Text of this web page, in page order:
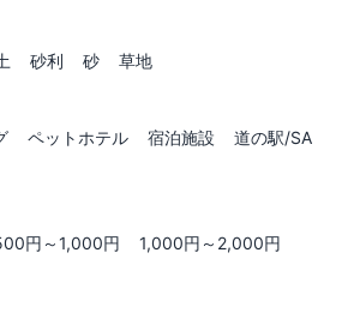
砂利 砂 草地
ペットホテル 宿泊施設
道の駅/SA
円～1,000円
1,000円～2,000円